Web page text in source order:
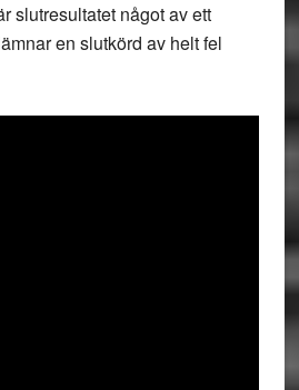
slutresultatet något av ett
en slutkörd av helt fel